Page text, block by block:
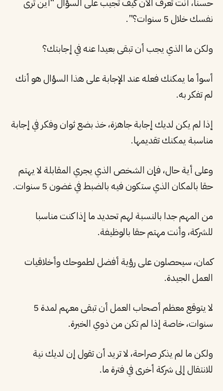
نفسك خلال 5 سنوات؟”.
ولكن ما الذي يجب أن تبقى بعيدا عنه في إجابتك؟
أسوأ ما يمكنك فعله عند الإجابة على هذا السؤال هو أنك
لم تفكر به.
إذا لم يكن لديك إجابة جاهزة، خذ بضع ثوان وفكر في إجابة
مناسبة يمكنك تقديمها.
وعلى أية حال، فإن الشخص الذي يجري المقابلة لا يهتم
حقا بالمكان الذي ستكون فيه بالضبط في غضون 5 سنوات.
من المهم جدا بالنسبة لهم تحديد ما إذا كنت مناسبا
للشركة، وأنت مهتم حقا بالوظيفة.
كمان، سيحصلون على رؤية أفضل لطموحك وأخلاقيات
العمل الجيدة.
لا يتوقع معظم أصحاب العمل أن تبقى معهم لمدة 5
سنوات، خاصة إذا لم تكن من ذوي الخبرة.
ولكن ما لم يذكر صراحة، لا تريد أن تقول إن لديك نية
للانتقال إلى شركة أخرى في فترة ما.